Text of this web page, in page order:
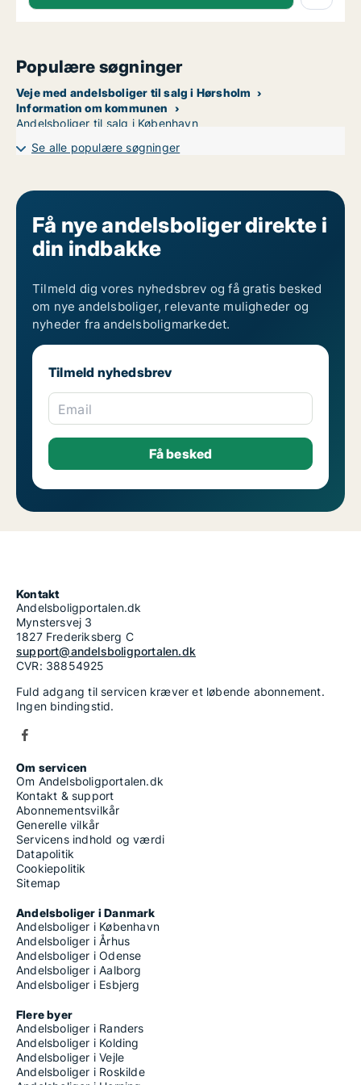
Populære søgninger
Veje med andelsboliger til salg i Hørsholm
Information om kommunen
Andelsboliger til salg i København
Se alle populære søgninger
Få nye andelsboliger direkte i
din indbakke
Tilmeld dig vores nyhedsbrev og få gratis besked
om nye andelsboliger, relevante muligheder og
nyheder fra andelsboligmarkedet.
Tilmeld nyhedsbrev
Email
Kontakt
Andelsboligportalen.dk
Mynstersvej 3
1827 Frederiksberg C
support@andelsboligportalen.dk
CVR: 38854925
Fuld adgang til servicen kræver et løbende abonnement.
Ingen bindingstid.
Om servicen
Om Andelsboligportalen.dk
Kontakt & support
Abonnementsvilkår
Generelle vilkår
Servicens indhold og værdi
Datapolitik
Cookiepolitik
Sitemap
Andelsboliger i Danmark
Andelsboliger i København
Andelsboliger i Århus
Andelsboliger i Odense
Andelsboliger i Aalborg
Andelsboliger i Esbjerg
Flere byer
Andelsboliger i Randers
Andelsboliger i Kolding
Andelsboliger i Vejle
Andelsboliger i Roskilde